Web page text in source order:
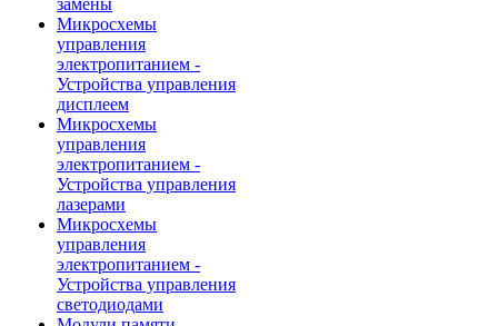
замены
Микросхемы
управления
электропитанием -
Устройства управления
дисплеем
Микросхемы
управления
электропитанием -
Устройства управления
лазерами
Микросхемы
управления
электропитанием -
Устройства управления
светодиодами